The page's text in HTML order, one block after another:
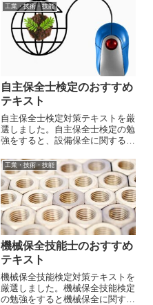
工業・技術・技能
自主保全士検定のおすすめ
テキスト
自主保全士検定対策テキストを厳
選しました。自主保全士検定の勉
強をすると、設備保全に関する幅
工業・技術・技能
機械保全技能士のおすすめ
テキスト
機械保全技能検定対策テキストを
厳選しました。機械保全技能検定
の勉強をすると機械保全に関する